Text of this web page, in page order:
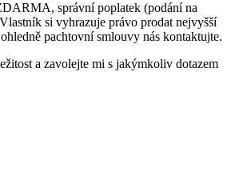
správní poplatek (podání na
si vyhrazuje právo prodat nejvyšší
pachtovní smlouvy nás kontaktujte.
a zavolejte mi s jakýmkoliv dotazem